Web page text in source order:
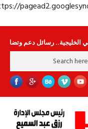
https://
رسائل دعم وتضامن للأشقاء